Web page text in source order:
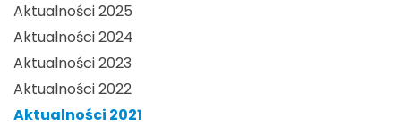
Aktualności 2025
Aktualności 2024
Aktualności 2023
Aktualności 2022
Aktualności 2021